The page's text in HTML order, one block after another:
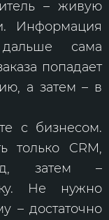
– живую
Информация
сама
попадает
а затем – в
с бизнесом.
только CRM,
затем –
Не нужно
– достаточно